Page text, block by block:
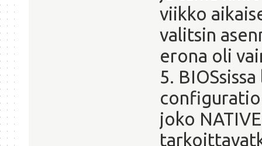
viikko
valitsin
erona oli
5.
joko